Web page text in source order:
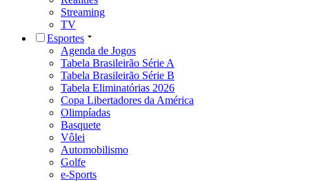
Streaming
TV
Esportes
Agenda de Jogos
Tabela Brasileirão Série A
Tabela Brasileirão Série B
Tabela Eliminatórias 2026
Copa Libertadores da América
Olimpíadas
Basquete
Vôlei
Automobilismo
Golfe
e-Sports